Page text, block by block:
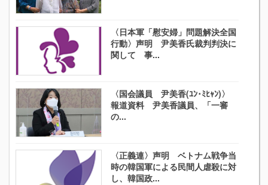
〈日本軍「慰安婦」問題解決全国
行動〉声明 尹美香氏裁判判決に
関して 事...
〈国会議員 尹美香(ﾕﾝ･ﾐﾋｬﾝ)〉
報道資料 尹美香議員、「一審
の...
〈正義連〉声明 ベトナム戦争当
時の韓国軍による民間人虐殺に対
し、韓国政...